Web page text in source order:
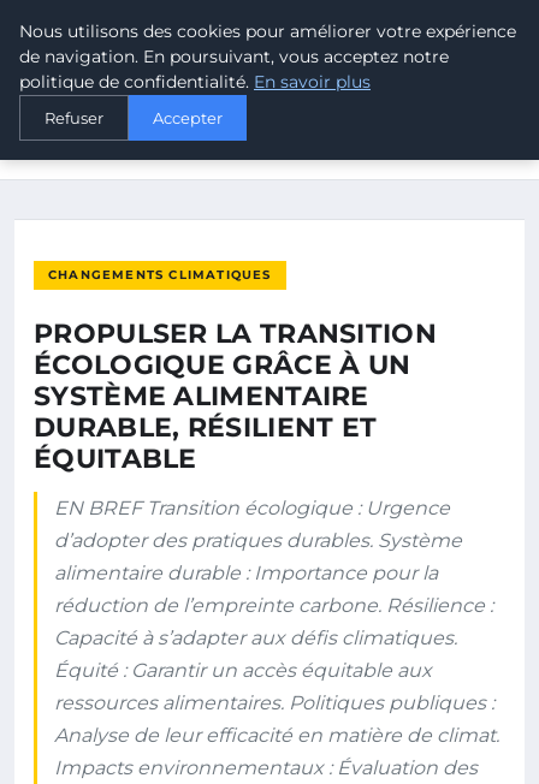
MALTA CLIMATE
ACCUEIL
PROPULSER LA TRANSITION ÉCOLOGIQUE GRÂCE À UN
CHANGEMENTS CLIMATIQUES
PROPULSER LA TRANSITION
ÉCOLOGIQUE GRÂCE À UN
SYSTÈME ALIMENTAIRE
DURABLE, RÉSILIENT ET
ÉQUITABLE
EN BREF Transition écologique : Urgence
d’adopter des pratiques durables. Système
alimentaire durable : Importance pour la
réduction de l’empreinte carbone. Résilience :
Capacité à s’adapter aux défis climatiques.
Équité : Garantir un accès équitable aux
ressources alimentaires. Politiques publiques :
Analyse de leur efficacité en matière de climat.
Impacts environnementaux : Évaluation des
Nous utilisons des cookies pour améliorer votre expérience
de navigation. En poursuivant, vous acceptez notre
politique de confidentialité. En savoir plus
Refuser Accepter